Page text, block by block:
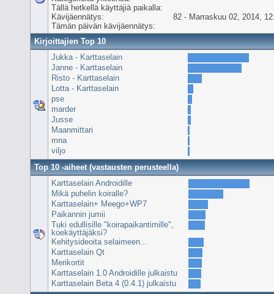
Tällä hetkellä käyttäjiä paikalla:
Kävijäennätys:
82 - Marraskuu 02, 2014,
Tämän päivän kävijäennätys:
Kirjoittajien Top 10
Jukka - Karttaselain
Janne - Karttaselain
Risto - Karttaselain
Lotta - Karttaselain
pse
marder
Jusse
Maanmittari
mna
viljo
Top 10 -aiheet (vastausten perusteella)
Karttaselain Androidille
Mikä puhelin koiralle?
Karttaselain+ Meego+WP7
Paikannin jumii
Tuki edullisille "koirapaikantimille",
koekäyttäjäksi?
Kehitysideoita selaimeen...
Karttaselain Qt
Merikortit
Karttaselain 1.0 Androidille julkaistu
Karttaselain Beta 4 (0.4.1) julkaistu